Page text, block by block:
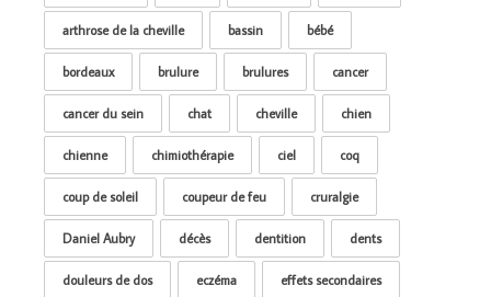
arthrose de la cheville bassin bébé
bordeaux brulure brulures cancer
cancer du sein chat cheville chien
chienne chimiothérapie ciel coq
coup de soleil coupeur de feu cruralgie
Daniel Aubry décès dentition dents
douleurs de dos eczéma effets secondaires